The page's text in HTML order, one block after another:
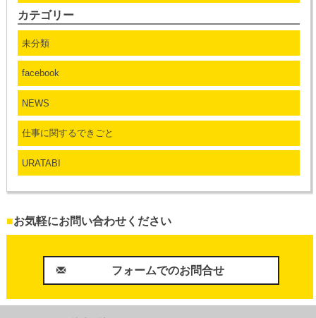
カテゴリー
未分類
facebook
NEWS
仕事に関するできごと
URATABI
■お気軽にお問い合わせください
フォームでのお問合せ